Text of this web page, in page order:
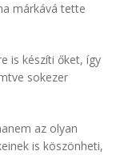
márkává tette
is készíti őket, így
sokezer
az olyan
is köszönheti,